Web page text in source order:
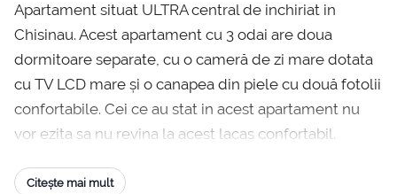
Apartament situat ULTRA central de inchiriat in
Chisinau. Acest apartament cu 3 odai are doua
dormitoare separate, cu o cameră de zi mare dotata
cu TV LCD mare și o canapea din piele cu două fotolii
confortabile. Cei ce au stat in acest apartament nu
vor ezita sa nu revina la acest lacas confortabil.
pentru chiriașii care isi doresc cazare la Chișinău
Citește mai mult